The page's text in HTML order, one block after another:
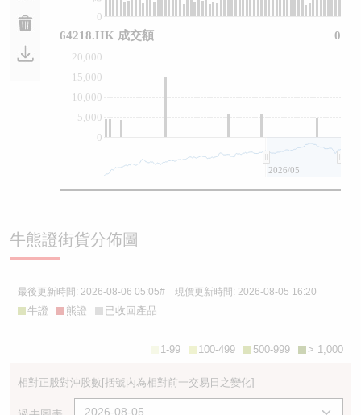
0
0
5,000
10,000
15,000
20,000
2026/05
64218.HK 成交額 0
牛熊證街貨分佈圖
最後更新時間: 2026-08-06 05:05# 現價更新時間: 2026-08-05 16:20
牛證 熊證 已收回產品
> 1,000
500-999
100-499
1-99
相對正股對沖股數[括號內為相對前一交易日之變化]